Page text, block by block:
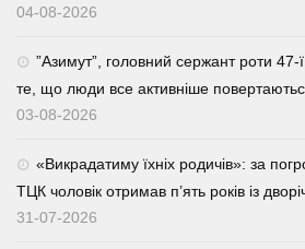
04-08-2026
⁨”Азимут”, головний сержант роти
те, що люди все активніше
03-08-2026
«Викрадатиму їхніх родичів»: за
ТЦК чоловік отримав п’ять років із
31-07-2026